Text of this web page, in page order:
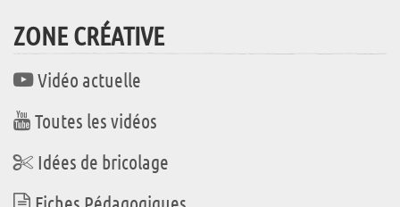
ZONE CRÉATIVE
Vidéo actuelle
Toutes les vidéos
Idées de bricolage